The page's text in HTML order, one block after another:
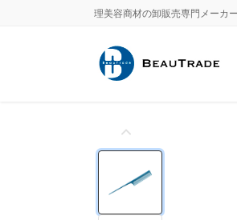
理美容商材の卸販売専門メーカー